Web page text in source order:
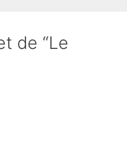
de “Le